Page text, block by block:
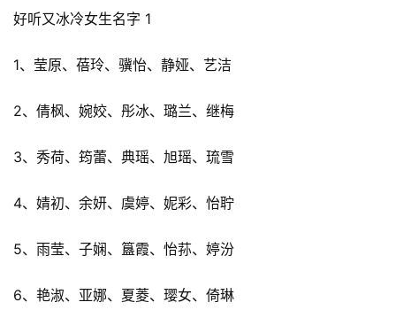
好听又冰冷女生名字 1
1、莹原、蓓玲、骥怡、静娅、艺洁
2、倩枫、婉姣、彤冰、璐兰、继梅
3、秀荷、筠蕾、典瑶、旭瑶、琉雪
4、婧初、余妍、虞婷、妮彩、怡聍
5、雨莹、子娴、簋霞、怡荪、婷汾
6、艳淑、亚娜、夏菱、璎女、倚琳